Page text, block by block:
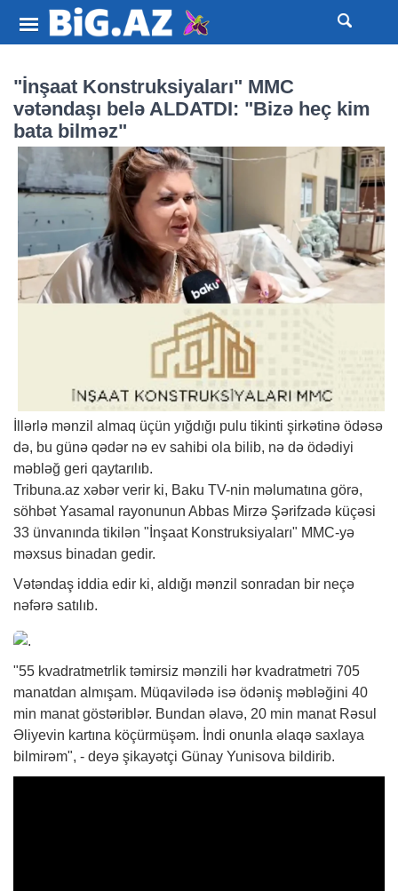
"İnşaat Konstruksiyaları" MMC
vətəndaşı belə ALDATDI: "Bizə heç kim
bata bilməz"
İllərlə mənzil almaq üçün yığdığı pulu tikinti şirkətinə ödəsə
də, bu günə qədər nə ev sahibi ola bilib, nə də ödədiyi
məbləğ geri qaytarılıb.
Tribuna.az xəbər verir ki, Baku TV-nin məlumatına görə,
söhbət Yasamal rayonunun Abbas Mirzə Şərifzadə küçəsi
33 ünvanında tikilən "İnşaat Konstruksiyaları" MMC-yə
məxsus binadan gedir.
Vətəndaş iddia edir ki, aldığı mənzil sonradan bir neçə
nəfərə satılıb.
"55 kvadratmetrlik təmirsiz mənzili hər kvadratmetri 705
manatdan almışam. Müqavilədə isə ödəniş məbləğini 40
min manat göstəriblər. Bundan əlavə, 20 min manat Rəsul
Əliyevin kartına köçürmüşəm. İndi onunla əlaqə saxlaya
bilmirəm", - deyə şikayətçi Günay Yunisova bildirib.